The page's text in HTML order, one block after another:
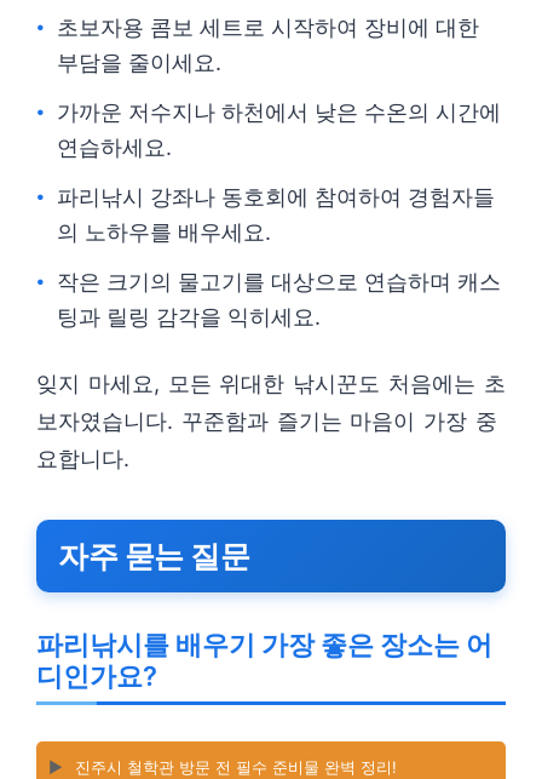
초보자용 콤보 세트로 시작하여 장비에 대한
부담을 줄이세요.
가까운 저수지나 하천에서 낮은 수온의 시간에
연습하세요.
파리낚시 강좌나 동호회에 참여하여 경험자들
의 노하우를 배우세요.
작은 크기의 물고기를 대상으로 연습하며 캐스
팅과 릴링 감각을 익히세요.
잊지 마세요, 모든 위대한 낚시꾼도 처음에는 초
보자였습니다. 꾸준함과 즐기는 마음이 가장 중
요합니다.
자주 묻는 질문
파리낚시를 배우기 가장 좋은 장소는 어
디인가요?
▶️ 진주시 철학관 방문 전 필수 준비물 완벽 정리!